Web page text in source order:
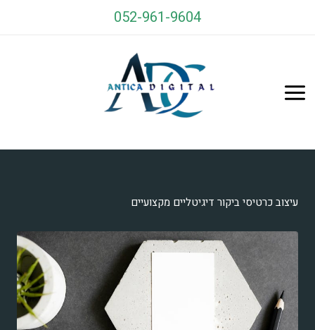
052-961-9604
עיצוב כרטיסי ביקור דיגיטליים מקצועיים